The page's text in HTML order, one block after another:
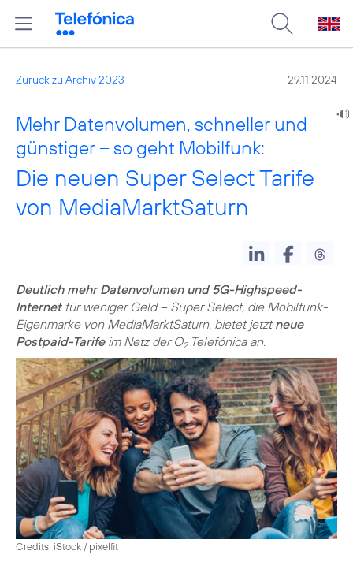
Zurück zu Archiv 2023 29.11.2024
Mehr Datenvolumen, schneller und
günstiger – so geht Mobilfunk:
Die neuen Super Select Tarife
von MediaMarktSaturn
Deutlich mehr Datenvolumen und 5G-Highspeed-
Internetfür weniger Geld – Super Select, die Mobilfunk-
Eigenmarke von MediaMarktSaturn, bietet jetztneue
Postpaid-Tarifeim Netz der O2Telefónica an.
Credits: iStock / pixelfit